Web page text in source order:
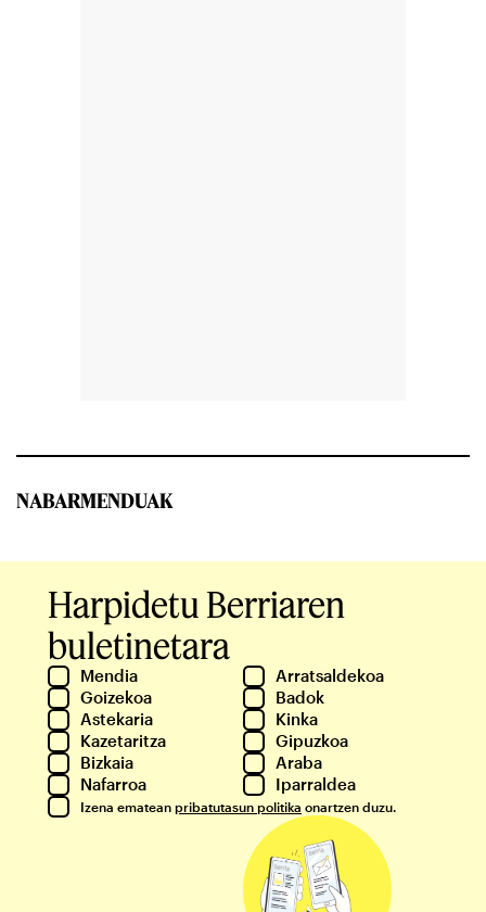
NABARMENDUAK
Harpidetu Berriaren
buletinetara
Mendia
Arratsaldekoa
Goizekoa
Badok
Astekaria
Kinka
Kazetaritza
Gipuzkoa
Bizkaia
Araba
Nafarroa
Iparraldea
Izena ematean pribatutasun politika onartzen duzu.